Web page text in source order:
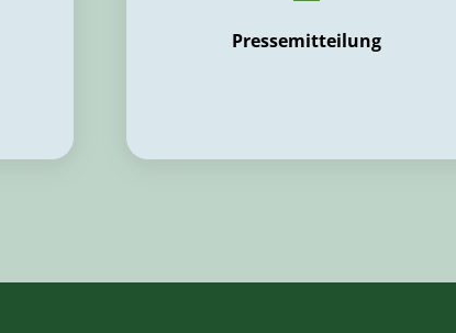
Pressemitteilung